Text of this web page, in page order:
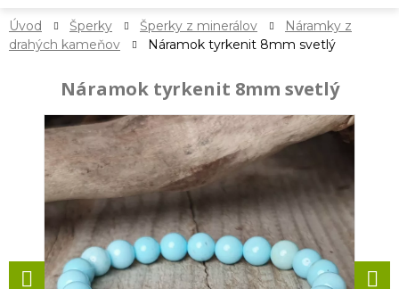
Úvod Šperky Šperky z minerálov
Náramky z
drahých kameňov
Náramok tyrkenit 8mm svetlý
Náramok tyrkenit 8mm svetlý